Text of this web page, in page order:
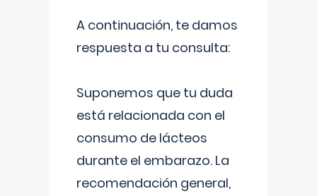
A continuación, te damos
respuesta a tu consulta:
Suponemos que tu duda
está relacionada con el
consumo de lácteos
durante el embarazo. La
recomendación general,